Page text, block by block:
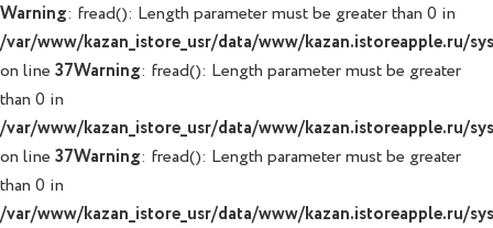
Warning: fread(): Length parameter must be greater than 0 in
/var/www/kazan_istore_usr/data/www/kazan.istoreapple.ru/
on line 37Warning: fread(): Length parameter must be greater
than 0 in
/var/www/kazan_istore_usr/data/www/kazan.istoreapple.ru/
on line 37Warning: fread(): Length parameter must be greater
than 0 in
/var/www/kazan_istore_usr/data/www/kazan.istoreapple.ru/